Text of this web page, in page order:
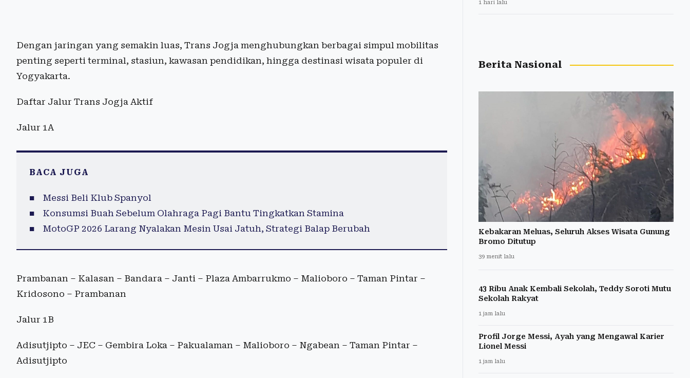
Dengan jaringan yang semakin luas, Trans Jogja menghubungkan berbagai simpul mobilitas
penting seperti terminal, stasiun, kawasan pendidikan, hingga destinasi wisata populer di
Yogyakarta.
Daftar Jalur Trans Jogja Aktif
Jalur 1A
BACA JUGA
Messi Beli Klub Spanyol
Konsumsi Buah Sebelum Olahraga Pagi Bantu Tingkatkan Stamina
MotoGP 2026 Larang Nyalakan Mesin Usai Jatuh, Strategi Balap Berubah
Prambanan – Kalasan – Bandara – Janti – Plaza Ambarrukmo – Malioboro – Taman Pintar –
Kridosono – Prambanan
Jalur 1B
Adisutjipto – JEC – Gembira Loka – Pakualaman – Malioboro – Ngabean – Taman Pintar –
Adisutjipto
1 hari lalu
Berita Nasional
Kebakaran Meluas, Seluruh Akses Wisata Gunung
Bromo Ditutup
39 menit lalu
43 Ribu Anak Kembali Sekolah, Teddy Soroti Mutu
Sekolah Rakyat
1 jam lalu
Profil Jorge Messi, Ayah yang Mengawal Karier
Lionel Messi
1 jam lalu